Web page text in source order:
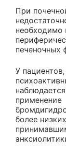
При
необходимо
печеночных
У
применение
более